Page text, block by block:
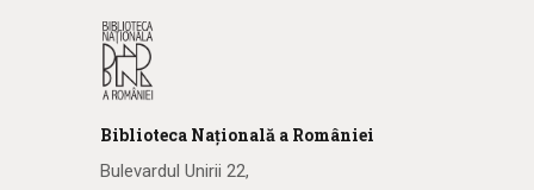
Biblioteca Națională a României
Bulevardul Unirii 22,